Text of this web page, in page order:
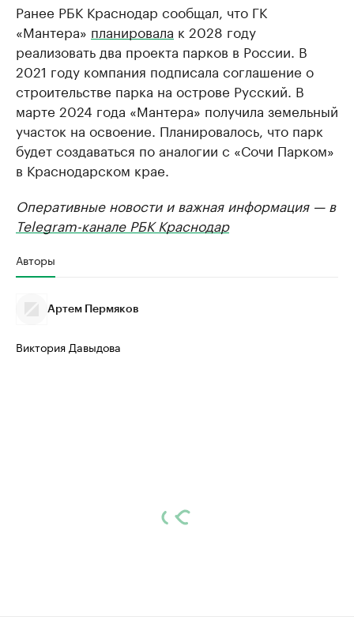
Ранее РБК Краснодар сообщал, что ГК
«Мантера» планировала к 2028 году
реализовать два проекта парков в России. В
2021 году компания подписала соглашение о
строительстве парка на острове Русский. В
марте 2024 года «Мантера» получила земельный
участок на освоение. Планировалось, что парк
будет создаваться по аналогии с «Сочи Парком»
в Краснодарском крае.
Оперативные новости и важная информация — в
Telegram-канале РБК Краснодар
Авторы
Артем Пермяков
Виктория Давыдова